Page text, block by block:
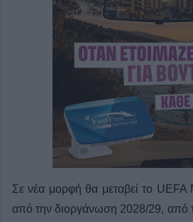
Σε νέα μορφή θα μεταβεί το
από την διοργάνωση 2028/29, από